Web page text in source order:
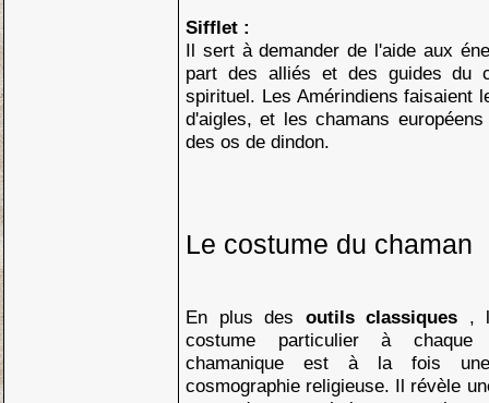
Sifflet :
Il sert à demander de l'aide aux
part des alliés et des guides du
spirituel. Les Amérindiens faisaient
d'aigles, et les chamans
des os de dindon.
Le costume du chaman
En plus des outils classiques ,
costume particulier à chaque
chamanique est à la fois
cosmographie religieuse. Il révèle